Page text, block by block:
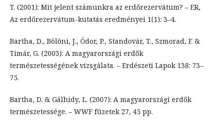
T. (2001): Mit jelent számunkra az erdőrezervátum? – ER,
Az erdőrezervátum-kutatás eredményei 1(1): 3–4.
Bartha, D., Bölöni, J., Ódor, P., Standovár, T., Szmorad, F. &
Timár, G. (2003): A magyarországi erdők
természetességének vizsgálata. – Erdészeti Lapok 138: 73–
75.
Bartha, D. & Gálhidy, L. (2007): A magyarországi erdők
természetessége. – WWF füzetek 27, 45 pp.